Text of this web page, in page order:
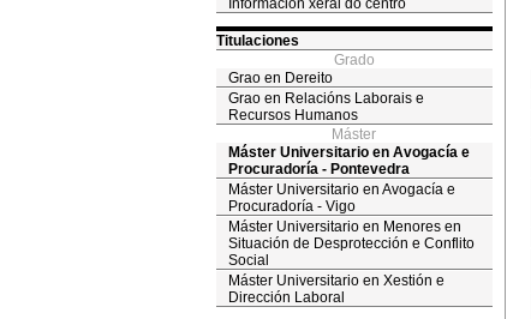
Información xeral do centro
Titulaciones
Grado
Grao en Dereito
Grao en Relacións Laborais e
Recursos Humanos
Máster
Máster Universitario en Avogacía e
Procuradoría - Pontevedra
Máster Universitario en Avogacía e
Procuradoría - Vigo
Máster Universitario en Menores en
Situación de Desprotección e Conflito
Social
Máster Universitario en Xestión e
Dirección Laboral